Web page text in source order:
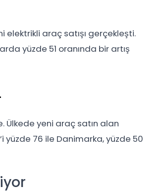
elektrikli araç satışı gerçekleşti.
yüzde 51 oranında bir artış
Ülkede yeni araç satın alan
yüzde 76 ile Danimarka, yüzde 50